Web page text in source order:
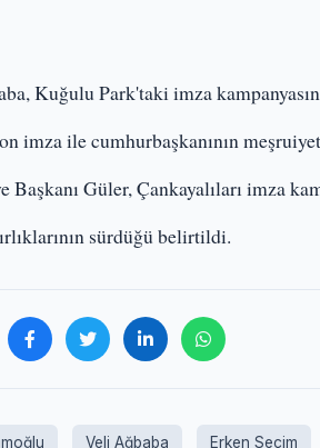
Kuğulu Park'taki imza
imza ile cumhurbaşkanının
Başkanı Güler, Çankayalıları imza
sürdüğü belirtildi.
Veli Ağbaba Erken Seçim